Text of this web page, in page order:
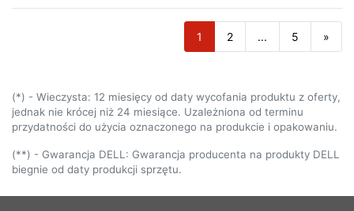
1 2 ... 5 »
(*) - Wieczysta: 12 miesięcy od daty wycofania produktu z oferty,
jednak nie krócej niż 24 miesiące. Uzależniona od terminu
przydatności do użycia oznaczonego na produkcie i opakowaniu.
(**) - Gwarancja DELL: Gwarancja producenta na produkty DELL
biegnie od daty produkcji sprzętu.